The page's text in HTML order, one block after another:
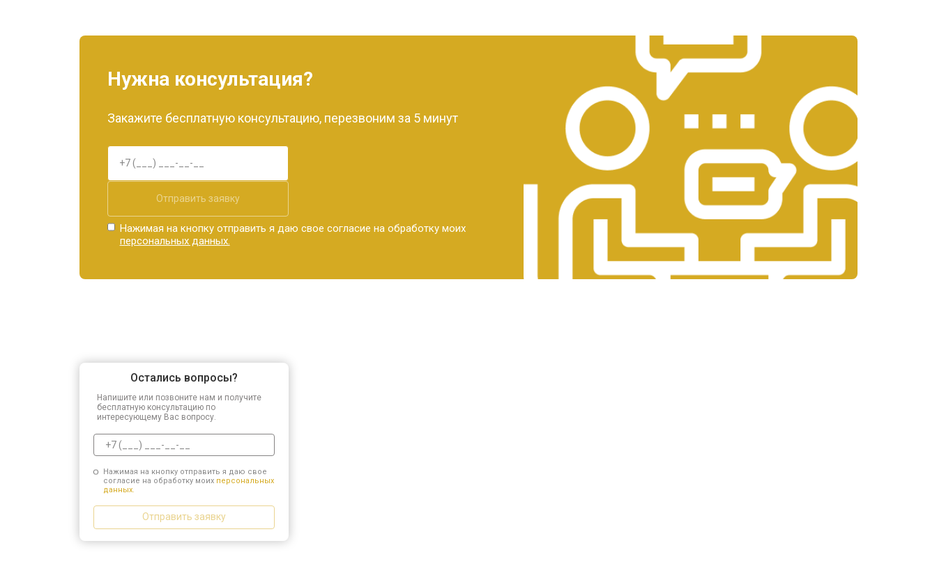
Нужна консультация?
Закажите бесплатную консультацию, перезвоним за 5 минут
Отправить заявку
Нажимая на кнопку отправить я даю свое согласие на обработку моих
персональных данных.
Остались вопросы?
Напишите или позвоните нам и получите
бесплатную консультацию по
интересующему Вас вопросу.
Нажимая на кнопку отправить я даю свое
согласие на обработку моих персональных
данных.
Отправить заявку